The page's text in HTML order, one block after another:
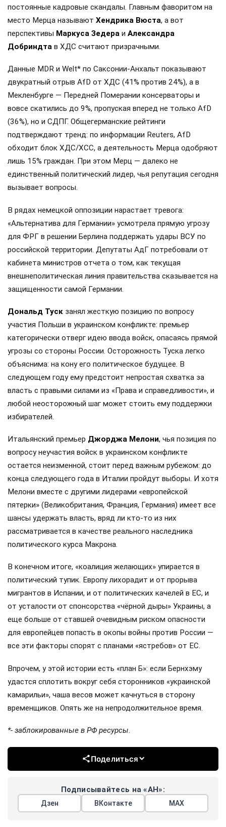
постоянные кадровые скандалы. Главным фаворитом на
место Мерца называют Хендрика Вюста, а вот
перспективы Маркуса Зедера и Александра
Добриндта в ХДС считают призрачными.
Данные MDR и Welt* по Саксонии-Анхальт показывают
двукратный отрыв AfD от ХДС (41% против 24%), а в
Мекленбурге — Передней Померании консерваторы и
вовсе скатились до 9%, пропуская вперед не только AfD
(36%), но и СДПГ. Общегерманские рейтинги
подтверждают тренд: по информации Reuters, AfD
обходит блок ХДС/ХСС, а деятельность Мерца одобряют
лишь 15% граждан. При этом Мерц — далеко не
единственный политический лидер, чья репутация сегодня
вызывает вопросы.
В рядах немецкой оппозиции нарастает тревога:
«Альтернатива для Германии» усмотрела прямую угрозу
для ФРГ в решении Берлина поддержать удары ВСУ по
российской территории. Депутаты АдГ потребовали от
кабинета министров отчета о том, как текущая
внешнеполитическая линия правительства сказывается на
защищенности самой Германии.
Дональд Туск занял жесткую позицию по вопросу
участия Польши в украинском конфликте: премьер
категорически отверг идею ввода войск, опасаясь прямой
угрозы со стороны России. Осторожность Туска легко
объяснима: на кону его политическое будущее. В
следующем году ему предстоит непростая схватка за
власть с правыми силами из «Права и справедливости», и
любой неосторожный шаг может стоить ему поддержки
избирателей.
Итальянский премьер Джорджа Мелони, чья позиция по
вопросу неучастия войск в украинском конфликте
остается неизменной, стоит перед важным рубежом: до
конца следующего года в Италии пройдут выборы. И хотя
Мелони вместе с другими лидерами «европейской
пятерки» (Великобритания, Франция, Германия) имеет все
шансы удержать власть, вряд ли кто-то из них
рассматривается в качестве реального наследника
политического курса Макрона.
В конечном итоге, «коалиция желающих» упирается в
политический тупик. Европу лихорадит и от прорыва
мигрантов в Испании, и от политических качелей в ЕС, и
от усталости от спонсорства «чёрной дыры» Украины, а
еще больше от ставшей очевидным риском опасности
для европейцев попасть в окопы войны против России —
все эти факторы спорят с планами «ястребов» от ЕС.
Впрочем, у этой истории есть «план Б»: если Бернхэму
удастся сплотить вокруг себя сторонников «украинской
камарильи», чаша весов может качнуться в сторону
временщиков. Опять же на непродолжительное время.
*- заблокированные в РФ ресурсы.
Поделиться
Подписывайтесь на «АН»:
Дзен ВКонтакте МАХ